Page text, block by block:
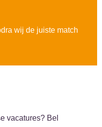
wij de juiste match
vacatures? Bel